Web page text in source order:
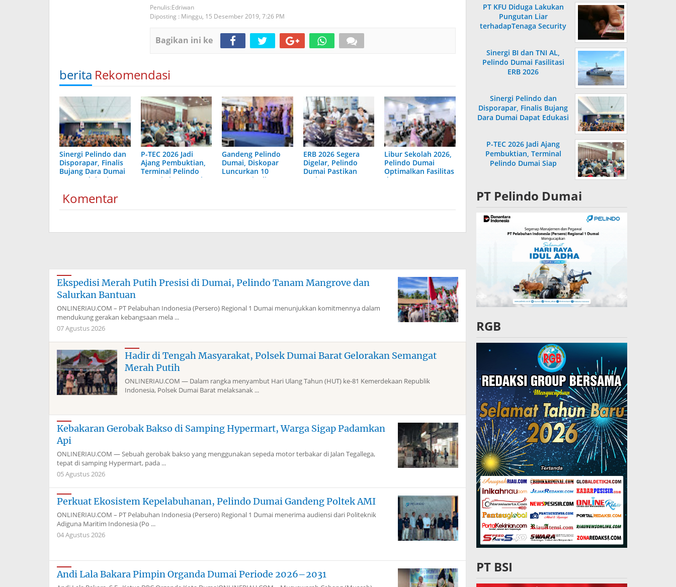
Edriwan
Diposting : Minggu, 15 Desember 2019, 7:26 PM
Bagikan ini ke
berita Rekomendasi
Sinergi Pelindo dan
Disporapar, Finalis
Bujang Dara Dumai
Dapat Edukasi
P-TEC 2026 Jadi
Ajang Pembuktian,
Terminal Pelindo
Dumai Siap Bersaing
Gandeng Pelindo
Dumai, Diskopar
Luncurkan 10
Pasang Finalis
ERB 2026 Segera
Digelar, Pelindo
Dumai Pastikan
Kesiapan
Libur Sekolah 2026,
Pelindo Dumai
Optimalkan Fasilitas
dan Layanan
Komentar
Ekspedisi Merah Putih Presisi di Dumai, Pelindo Tanam Mangrove dan
Salurkan Bantuan
ONLINERIAU.COM – PT Pelabuhan Indonesia (Persero) Regional 1 Dumai menunjukkan komitmennya dalam
mendukung gerakan kebangsaan mela ...
07 Agustus 2026
Hadir di Tengah Masyarakat, Polsek Dumai Barat Gelorakan Semangat
Merah Putih
ONLINERIAU.COM — Dalam rangka menyambut Hari Ulang Tahun (HUT) ke-81 Kemerdekaan Republik
Indonesia, Polsek Dumai Barat melaksanak ...
Kebakaran Gerobak Bakso di Samping Hypermart, Warga Sigap Padamkan
Api
ONLINERIAU.COM — Sebuah gerobak bakso yang menggunakan sepeda motor terbakar di Jalan Tegallega,
tepat di samping Hypermart, pada ...
05 Agustus 2026
Perkuat Ekosistem Kepelabuhanan, Pelindo Dumai Gandeng Poltek AMI
ONLINERIAU.COM – PT Pelabuhan Indonesia (Persero) Regional 1 Dumai menerima audiensi dari Politeknik
Adiguna Maritim Indonesia (Po ...
04 Agustus 2026
Andi Lala Bakara Pimpin Organda Dumai Periode 2026–2031
PT KFU Diduga Lakukan
Pungutan Liar
terhadapTenaga Security
Sinergi BI dan TNI AL,
Pelindo Dumai Fasilitasi
ERB 2026
Sinergi Pelindo dan
Disporapar, Finalis Bujang
Dara Dumai Dapat Edukasi
P-TEC 2026 Jadi Ajang
Pembuktian, Terminal
Pelindo Dumai Siap
PT Pelindo Dumai
RGB
PT BSI